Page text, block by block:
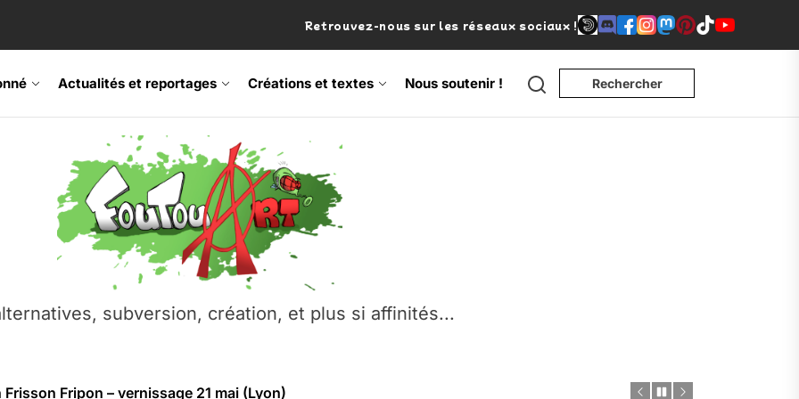
Retrouvez-nous sur les réseaux sociaux !
Actualités et reportages Créations et textes Nous soutenir ! Search Rechercher
subversion, création, et plus si affinités...
Frisson Fripon – vernissage 21 mai (Lyon)
Festival – Samedi 18 juillet (Vaulx-en-Velin)
– Ŝtono, un livre réalisé par Michaël Moretti & Pierre Lacôte
contre l’A412 à l’Établi (Haute-Savoie)